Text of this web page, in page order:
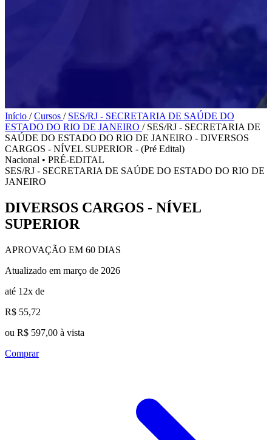
Início / Cursos / SES/RJ - SECRETARIA DE SAÚDE DO
ESTADO DO RIO DE JANEIRO / SES/RJ - SECRETARIA DE
SAÚDE DO ESTADO DO RIO DE JANEIRO - DIVERSOS
CARGOS - NÍVEL SUPERIOR - (Pré Edital)
Nacional • PRÉ-EDITAL
SES/RJ - SECRETARIA DE SAÚDE DO ESTADO DO RIO DE
JANEIRO
DIVERSOS CARGOS - NÍVEL
SUPERIOR
APROVAÇÃO EM 60 DIAS
Atualizado em março de 2026
até 12x de
R$ 55,72
ou R$ 597,00 à vista
Comprar